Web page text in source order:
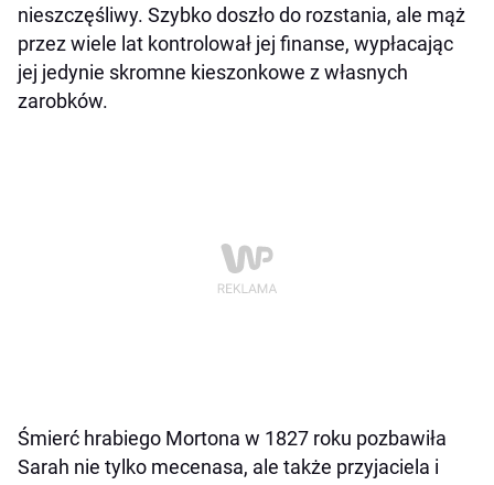
nieszczęśliwy. Szybko doszło do rozstania, ale mąż
przez wiele lat kontrolował jej finanse, wypłacając
jej jedynie skromne kieszonkowe z własnych
zarobków.
Śmierć hrabiego Mortona w 1827 roku pozbawiła
Sarah nie tylko mecenasa, ale także przyjaciela i